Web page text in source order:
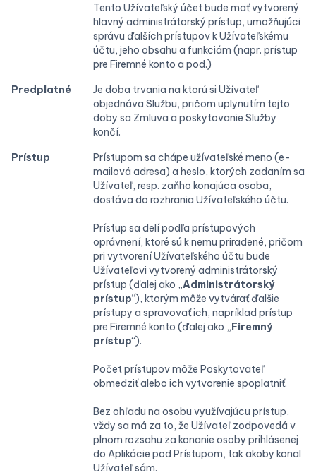
Tento Užívateľský účet bude mať vytvorený
hlavný administrátorský prístup, umožňujúci
správu ďalších prístupov k Užívateľskému
účtu, jeho obsahu a funkciám (napr. prístup
pre Firemné konto a pod.)
Predplatné
Je doba trvania na ktorú si Užívateľ
objednáva Službu, pričom uplynutím tejto
doby sa Zmluva a poskytovanie Služby
končí.
Prístup
Prístupom sa chápe užívateľské meno (e-
mailová adresa) a heslo, ktorých zadaním sa
Užívateľ, resp. zaňho konajúca osoba,
dostáva do rozhrania Užívateľského účtu.
Prístup sa delí podľa prístupových
oprávnení, ktoré sú k nemu priradené, pričom
pri vytvorení Užívateľského účtu bude
Užívateľovi vytvorený administrátorský
prístup (ďalej ako „Administrátorský
prístup“), ktorým môže vytvárať ďalšie
prístupy a spravovať ich, napríklad prístup
pre Firemné konto (ďalej ako „Firemný
prístup“).
Počet prístupov môže Poskytovateľ
obmedziť alebo ich vytvorenie spoplatniť.
Bez ohľadu na osobu využívajúcu prístup,
vždy sa má za to, že Užívateľ zodpovedá v
plnom rozsahu za konanie osoby prihlásenej
do Aplikácie pod Prístupom, tak akoby konal
Užívateľ sám.